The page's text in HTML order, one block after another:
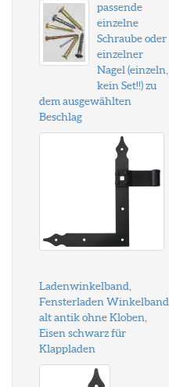
passende
einzelne
Schraube oder
einzelner
Nagel (einzeln,
kein Set!!) zu
dem ausgewählten
Beschlag
Ladenwinkelband,
Fensterladen Winkelband
alt antik ohne Kloben,
Eisen schwarz für
Klappladen